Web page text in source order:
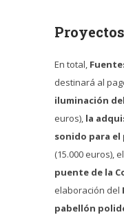
Proyectos
En total,
destinará al
iluminación
euros), la
sonido para
(15.000 euros),
puente de la
elaboración del
pabellón